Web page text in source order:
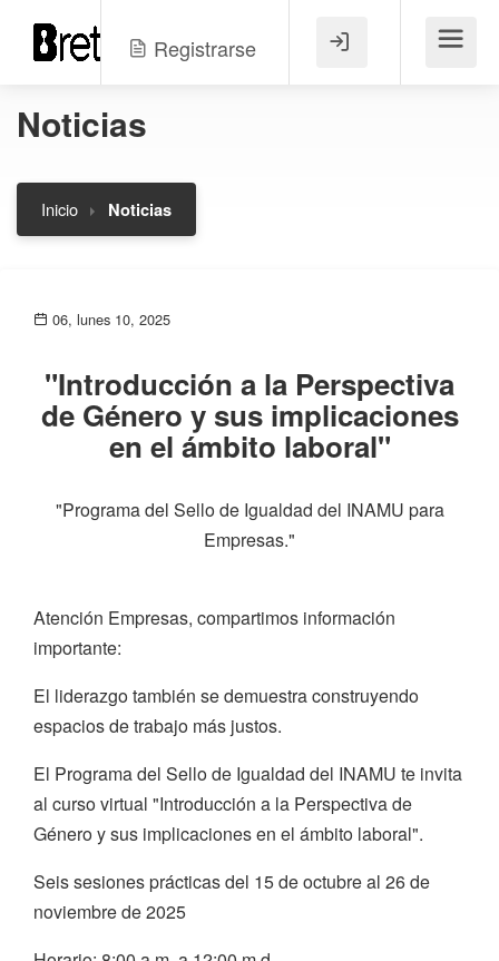
Registrarse Menú
Noticias
Inicio Noticias
06, lunes 10, 2025
"Introducción a la Perspectiva
de Género y sus implicaciones
en el ámbito laboral"
"Programa del Sello de Igualdad del INAMU para
Empresas."
Atención Empresas, compartimos información
importante:
El liderazgo también se demuestra construyendo
espacios de trabajo más justos.
El Programa del Sello de Igualdad del INAMU te invita
al curso virtual "Introducción a la Perspectiva de
Género y sus implicaciones en el ámbito laboral".
Seis sesiones prácticas del 15 de octubre al 26 de
noviembre de 2025